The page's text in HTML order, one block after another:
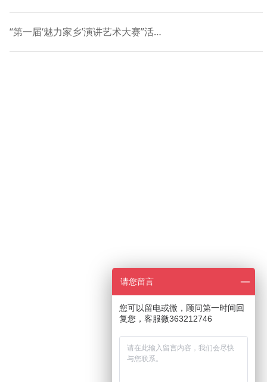
“第一届‘魅力家乡’演讲艺术大赛”活动正式启动
请您留言
您可以留电或微，顾问第一时间回
复您，客服微363212746